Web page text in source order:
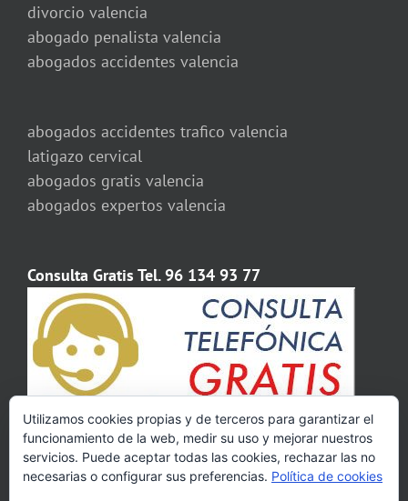
divorcio valencia
abogado penalista valencia
abogados accidentes valencia
abogados accidentes trafico valencia
latigazo cervical
abogados gratis valencia
abogados expertos valencia
Consulta Gratis Tel. 96 134 93 77
Utilizamos cookies propias y de terceros para garantizar el
funcionamiento de la web, medir su uso y mejorar nuestros
servicios. Puede aceptar todas las cookies, rechazar las no
necesarias o configurar sus preferencias. Política de cookies